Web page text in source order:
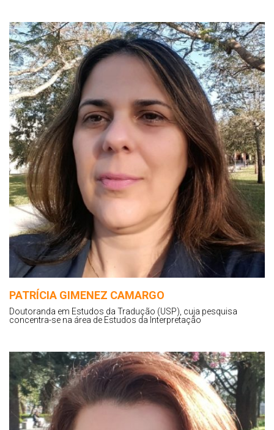
PATRÍCIA GIMENEZ CAMARGO
Doutoranda em Estudos da Tradução (USP), cuja pesquisa
concentra-se na área de Estudos da Interpretação